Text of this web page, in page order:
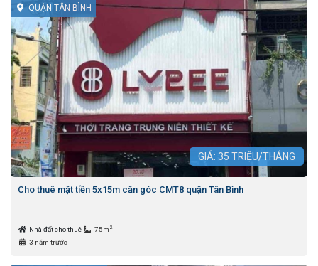
QUẬN TÂN BÌNH
GIÁ: 35 TRIỆU/THÁNG
Cho thuê mặt tiền 5x15m căn góc CMT8 quận Tân Bình
Nhà đất cho thuê 75m 2
3 năm trước